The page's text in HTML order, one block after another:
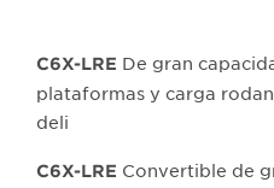
C6X-LRE De gran
plataformas y carga
deli
C6X-LRE Convertible de